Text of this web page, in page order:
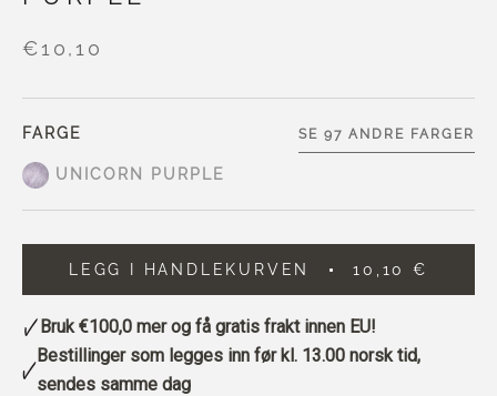
€10,10
FARGE
UNICORN PURPLE
SE 97 ANDRE FARGER
LEGG I HANDLEKURVEN 10,10 €
Bruk€100,0 mer og få gratis frakt innen EU!
Bestillinger som legges inn før kl. 13.00 norsk tid,
sendes samme dag